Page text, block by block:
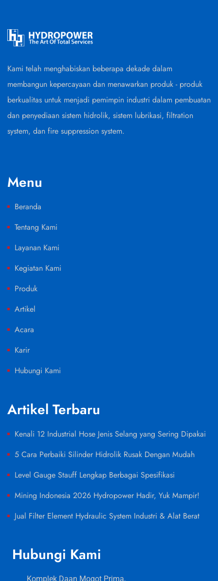
Kami telah menghabiskan beberapa dekade dalam
membangun kepercayaan dan menawarkan produk - produk
berkualitas untuk menjadi pemimpin industri dalam pembuatan
dan penyediaan sistem hidrolik, sistem lubrikasi, filtration
system, dan fire suppression system.
Menu
Beranda
Tentang Kami
Layanan Kami
Kegiatan Kami
Produk
Artikel
Acara
Karir
Hubungi Kami
Artikel Terbaru
Kenali 12 Industrial Hose Jenis Selang yang Sering Dipakai
5 Cara Perbaiki Silinder Hidrolik Rusak Dengan Mudah
Level Gauge Stauff Lengkap Berbagai Spesifikasi
Mining Indonesia 2026 Hydropower Hadir, Yuk Mampir!
Jual Filter Element Hydraulic System Industri & Alat Berat
Hubungi Kami
Komplek Daan Mogot Prima,